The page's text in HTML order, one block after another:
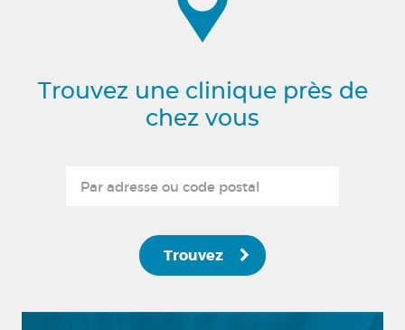
Trouvez une clinique près de
chez vous
Trouvez